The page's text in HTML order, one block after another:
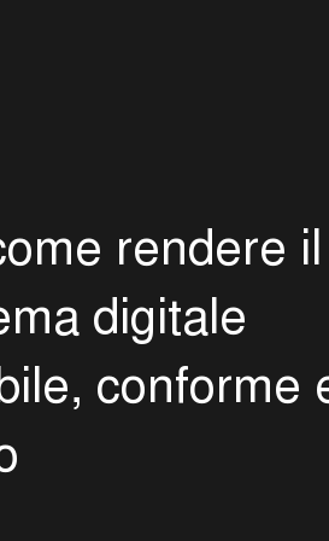
ome rendere il
ma digitale
ile, conforme